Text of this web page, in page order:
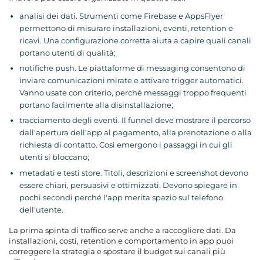
analisi dei dati. Strumenti come Firebase e AppsFlyer
permettono di misurare installazioni, eventi, retention e
ricavi. Una configurazione corretta aiuta a capire quali canali
portano utenti di qualità;
notifiche push. Le piattaforme di messaging consentono di
inviare comunicazioni mirate e attivare trigger automatici.
Vanno usate con criterio, perché messaggi troppo frequenti
portano facilmente alla disinstallazione;
tracciamento degli eventi. Il funnel deve mostrare il percorso
dall'apertura dell'app al pagamento, alla prenotazione o alla
richiesta di contatto. Così emergono i passaggi in cui gli
utenti si bloccano;
metadati e testi store. Titoli, descrizioni e screenshot devono
essere chiari, persuasivi e ottimizzati. Devono spiegare in
pochi secondi perché l'app merita spazio sul telefono
dell'utente.
La prima spinta di traffico serve anche a raccogliere dati. Da
installazioni, costi, retention e comportamento in app puoi
correggere la strategia e spostare il budget sui canali più